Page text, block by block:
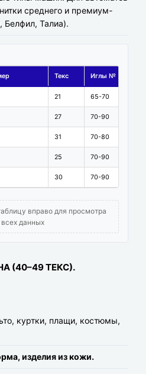
среднего и премиум-
Белфил, Талиа).
Текс Иглы №
21 65-70
27 70-90
31 70-80
25 70-90
30 70-90
вправо для просмотра
всех данных
(40–49 ТЕКС).
куртки, плащи, костюмы,
изделия из кожи.